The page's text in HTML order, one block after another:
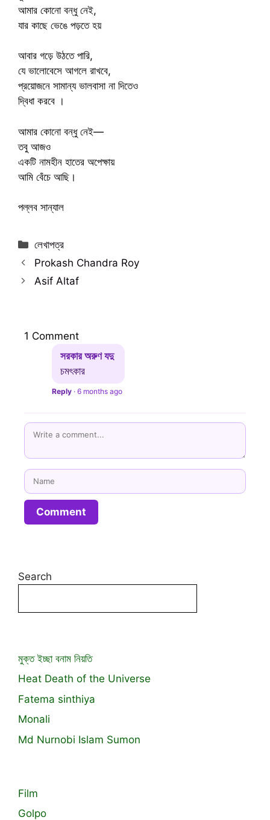
আমার কোনো বন্ধু নেই,
যার কাছে ভেঙে পড়তে হয়
আবার গড়ে উঠতে পারি,
যে ভালোবেসে আগলে রাখবে,
প্রয়োজনে সামান্য ভালবাসা না দিতেও
দ্বিধা করবে ।
আমার কোনো বন্ধু নেই—
তবু আজও
একটি নামহীন হাতের অপেক্ষায়
আমি বেঁচে আছি।
পল্লব সান্যাল
Categories
লেখাপত্র
Prokash Chandra Roy
Asif Altaf
1 Comment
সরকার অরুণ যদু
চমৎকার
Reply · 6 months ago
Name
Search
মুক্ত ইচ্ছা বনাম নিয়তি
Heat Death of the Universe
Fatema sinthiya
Monali
Md Nurnobi Islam Sumon
Film
Golpo